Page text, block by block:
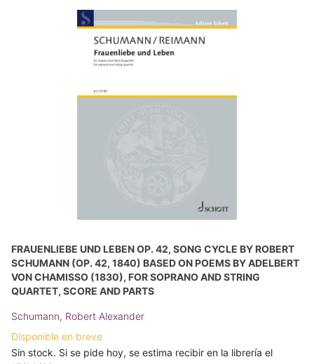
FRAUENLIEBE UND LEBEN OP. 42, SONG CYCLE BY ROBERT
SCHUMANN (OP. 42, 1840) BASED ON POEMS BY ADELBERT
VON CHAMISSO (1830), FOR SOPRANO AND STRING
QUARTET, SCORE AND PARTS
Schumann, Robert Alexander
Disponible en breve
Sin stock. Si se pide hoy, se estima recibir en la librería el